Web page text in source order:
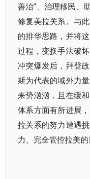
善治”、治理移民、
修复美拉关系。与
的排华思路，并将
过程，变换手法破
冲突爆发后，拜登
斯为代表的域外力
来势汹汹，且在缓
体系方面有所进展
拉关系的努力遭遇
力、完全管控拉美的